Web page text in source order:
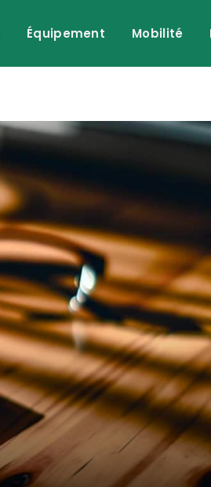
Équipement Mobilité